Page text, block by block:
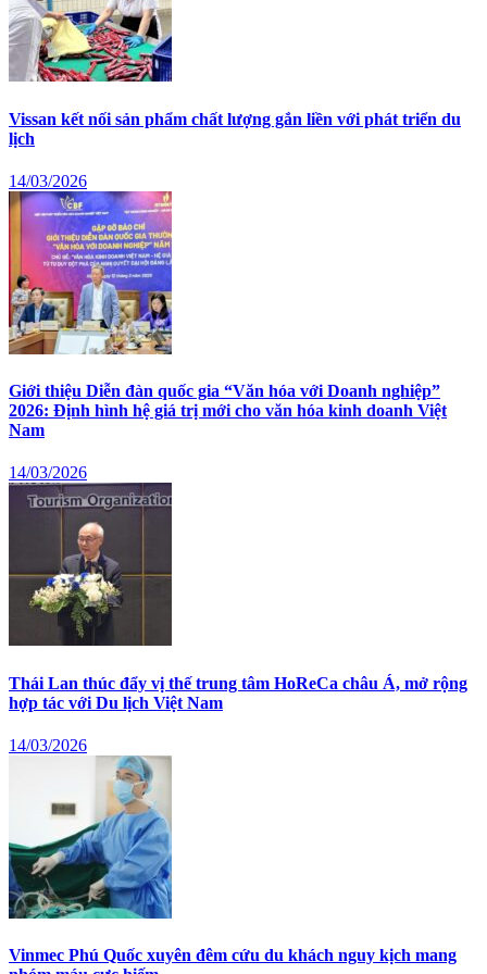
Vissan kết nối sản phẩm chất lượng gắn liền với phát triển du
lịch
14/03/2026
Giới thiệu Diễn đàn quốc gia “Văn hóa với Doanh nghiệp”
2026: Định hình hệ giá trị mới cho văn hóa kinh doanh Việt
Nam
14/03/2026
Thái Lan thúc đẩy vị thế trung tâm HoReCa châu Á, mở rộng
hợp tác với Du lịch Việt Nam
14/03/2026
Vinmec Phú Quốc xuyên đêm cứu du khách nguy kịch mang